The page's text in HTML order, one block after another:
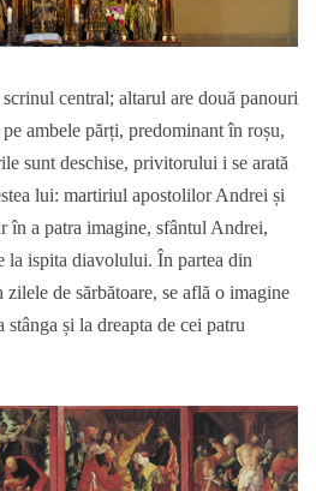
central; altarul are două panouri
ambele părți, predominant în roșu,
sunt deschise, privitorului i se arată
lui: martiriul apostolilor Andrei și
în a patra imagine, sfântul Andrei,
la ispita diavolului. În partea din
de sărbătoare, se află o imagine
și la dreapta de cei patru